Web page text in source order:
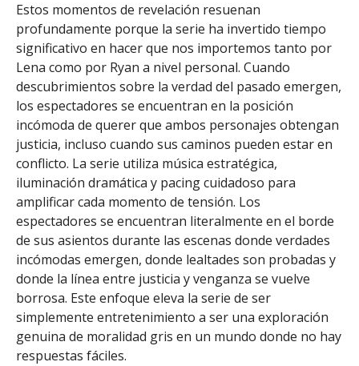
Estos momentos de revelación resuenan
profundamente porque la serie ha invertido tiempo
significativo en hacer que nos importemos tanto por
Lena como por Ryan a nivel personal. Cuando
descubrimientos sobre la verdad del pasado emergen,
los espectadores se encuentran en la posición
incómoda de querer que ambos personajes obtengan
justicia, incluso cuando sus caminos pueden estar en
conflicto. La serie utiliza música estratégica,
iluminación dramática y pacing cuidadoso para
amplificar cada momento de tensión. Los
espectadores se encuentran literalmente en el borde
de sus asientos durante las escenas donde verdades
incómodas emergen, donde lealtades son probadas y
donde la línea entre justicia y venganza se vuelve
borrosa. Este enfoque eleva la serie de ser
simplemente entretenimiento a ser una exploración
genuina de moralidad gris en un mundo donde no hay
respuestas fáciles.